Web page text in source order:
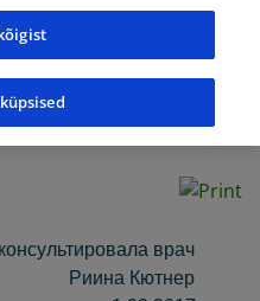
врач
Риина Кютнер